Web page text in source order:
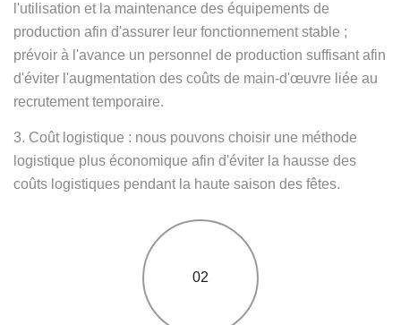
l'utilisation et la maintenance des équipements de
production afin d'assurer leur fonctionnement stable ;
prévoir à l'avance un personnel de production suffisant afin
d'éviter l'augmentation des coûts de main-d'œuvre liée au
recrutement temporaire.
3. Coût logistique : nous pouvons choisir une méthode
logistique plus économique afin d'éviter la hausse des
coûts logistiques pendant la haute saison des fêtes.
02